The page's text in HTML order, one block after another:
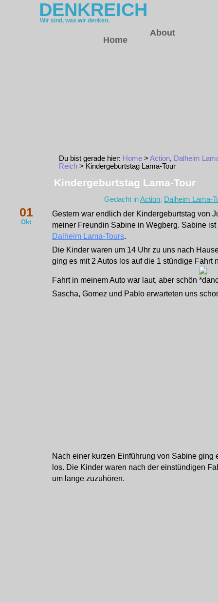
DENKREICH
Wir sind, was wir denken.
Home
About
Du bist gerade hier: Home > Action, Dalheim
Reich > Kindergeburtstag Lama-Tour
Kindergeburtstag Lama-Tour
Gedacht inAction, Dalheim Lama-
01
Okt
Gestern war endlich der Kindergeburtstag von
meiner Freundin Sabine in Wegberg. Sabine
Dalheim Lama-Tours.
Die Kinder waren um 14 Uhr zu uns nach
ging es mit 2 Autos los auf die 1 stündige Fahrt
Fahrt in meinem Auto war laut, aber schön
Sascha, Gomez und Pablo erwarteten uns
Nach einer kurzen Einführung von Sabine ging
los. Die Kinder waren nach der einstündigen
um lange zuzuhören.